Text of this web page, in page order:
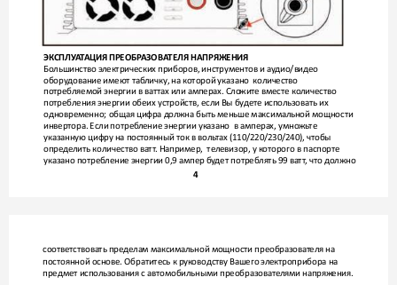
ЭКСПЛУАТАЦИЯ ПРЕОБРАЗОВАТЕЛЯ НАПРЯЖЕНИЯ
Большинство электрических приборов, инструментов и аудио/видео
оборудование имеют табличку, на которой указано  количество
потребляемой энергии в ваттах или амперах. Сложите вместе количество
потребления энергии обеих устройств, если Вы будете использовать их
одновременно; общая цифра должна быть меньше максимальной мощности
инвертора. Если потребление энергии указано  в амперах, умножьте
указанную цифру на постоянный ток в вольтах (110/220/230/240), чтобы
определить количество ватт. Например,  телевизор, у которого в паспорте
указано потребление энергии 0,9 ампер будет потреблять 99 ватт, что должно
4
соответствовать пределам максимальной мощности преобразователя на
постоянной основе. Обратитесь к руководству Вашего электроприбора на
предмет использования с автомобильными преобразователями напряжения.